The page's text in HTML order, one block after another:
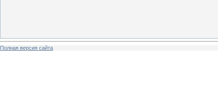
Полная версия сайта